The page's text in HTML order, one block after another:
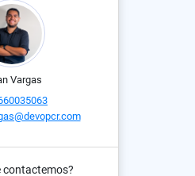
Vargas
contactemos?